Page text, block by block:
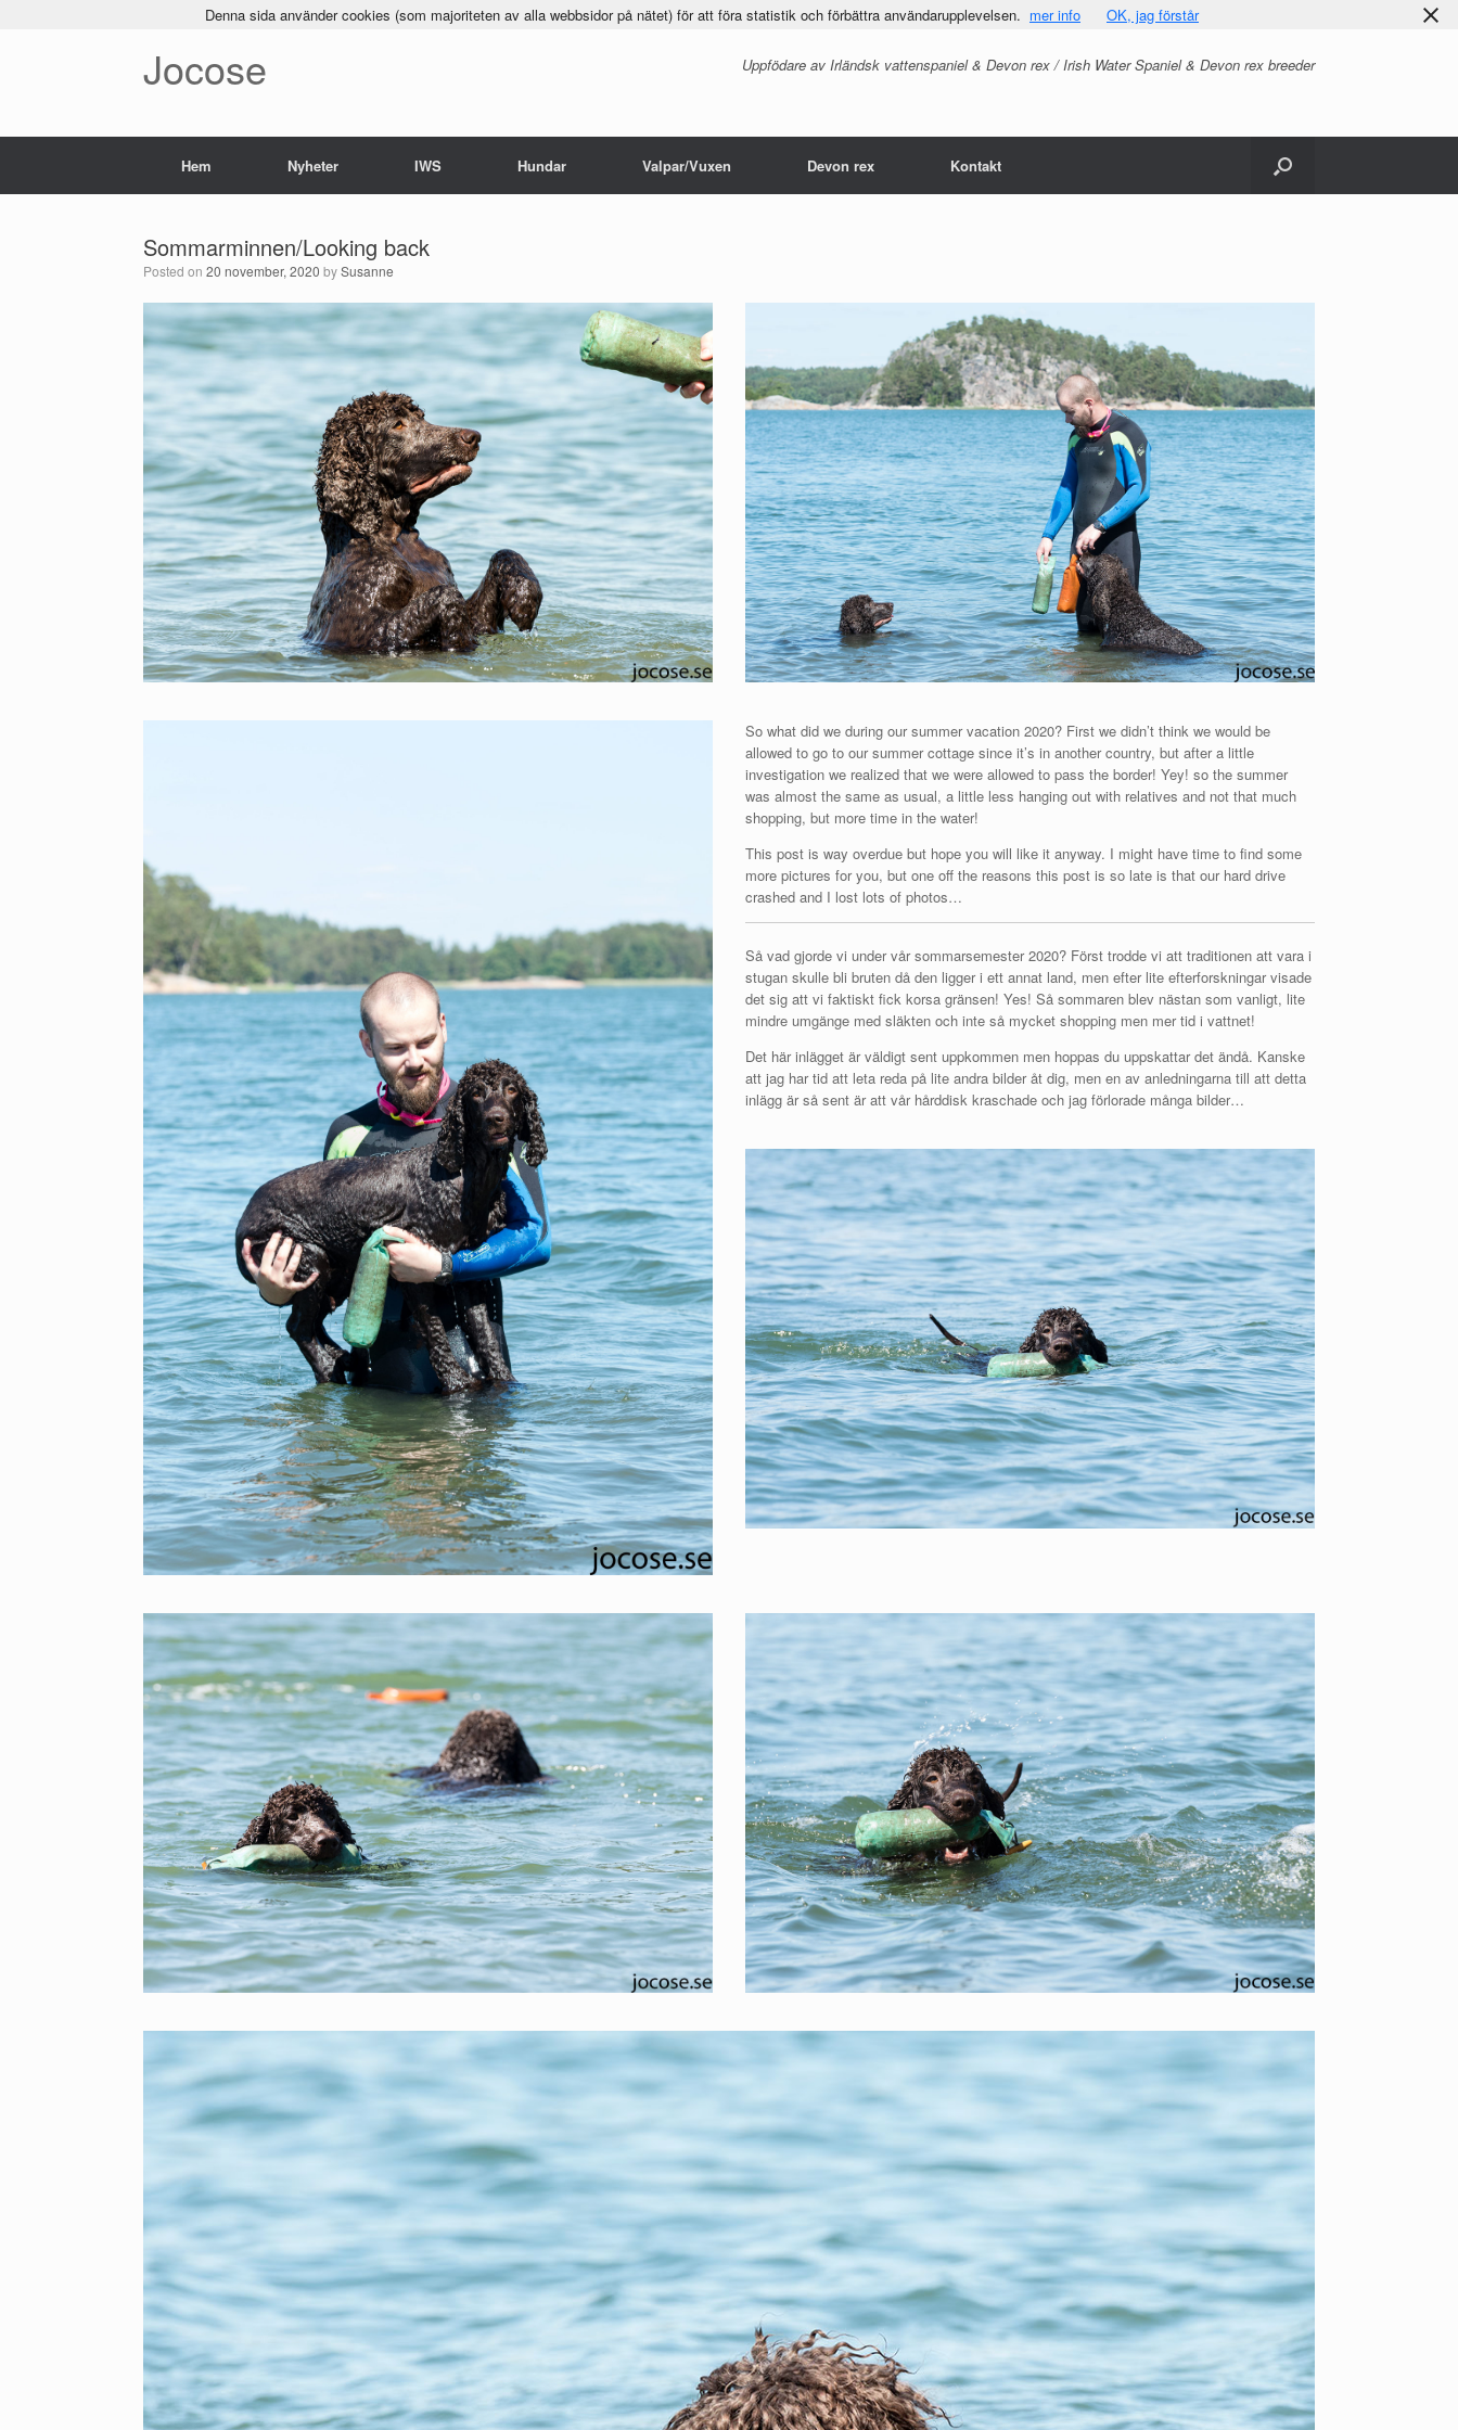
Jocose Uppfödare av Irländsk vattenspaniel & Devon rex / Irish Water Spaniel & Devon rex breeder
Hem Nyheter IWS Hundar Valpar/Vuxen Devon rex Kontakt
Sommarminnen/Looking back
Posted on 20 november, 2020 bySusanne
So what did we during our summer vacation 2020? First we didn’t think we would be
allowed to go to our summer cottage since it’s in another country, but after a little
investigation we realized that we were allowed to pass the border! Yey! so the summer
was almost the same as usual, a little less hanging out with relatives and not that much
shopping, but more time in the water!
This post is way overdue but hope you will like it anyway. I might have time to find some
more pictures for you, but one off the reasons this post is so late is that our hard drive
crashed and I lost lots of photos…
Så vad gjorde vi under vår sommarsemester 2020? Först trodde vi att traditionen att vara i
stugan skulle bli bruten då den ligger i ett annat land, men efter lite efterforskningar visade
det sig att vi faktiskt fick korsa gränsen! Yes! Så sommaren blev nästan som vanligt, lite
mindre umgänge med släkten och inte så mycket shopping men mer tid i vattnet!
Det här inlägget är väldigt sent uppkommen men hoppas du uppskattar det ändå. Kanske
att jag har tid att leta reda på lite andra bilder åt dig, men en av anledningarna till att detta
inlägg är så sent är att vår hårddisk kraschade och jag förlorade många bilder…
Denna sida använder cookies (som majoriteten av alla webbsidor på nätet) för att föra statistik och förbättra användarupplevelsen. mer info OK, jag förstår